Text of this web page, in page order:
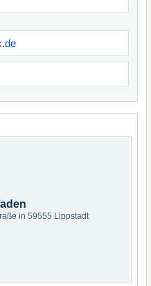
in 59555 Lippstadt